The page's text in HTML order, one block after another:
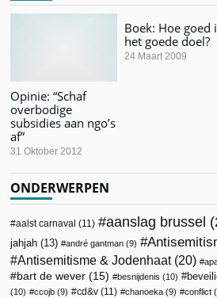
Opinie: “Schaf
overbodige
subsidies aan ngo’s
af”
31 Oktober 2012
Boek: Hoe goed
het goede doel?
24 Maart 2009
ONDERWERPEN
aalst carnaval (11) aanslag brussel
jahjah (13) andré gantman (9)
Antisemitisme & Jodenhaat(20)
bart de wever (15) besnijdenis (10)
(10)
ccojb (9) cd&v (11) chanoeka (9) conflict